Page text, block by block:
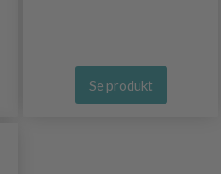
Se produkt